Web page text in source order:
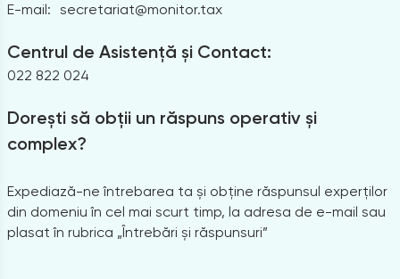
E-mail: secretariat@monitor.tax
Centrul de Asistență și Contact:
022 822 024
Dorești să obții un răspuns operativ și
complex?
Expediază-ne întrebarea ta și obține răspunsul experților
din domeniu în cel mai scurt timp, la adresa de e-mail sau
plasat în rubrica „Întrebări și răspunsuri”